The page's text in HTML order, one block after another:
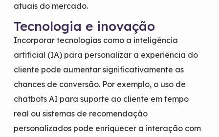
atuais do mercado.
Tecnologia e inovação
Incorporar tecnologias como a inteligência
artificial (IA) para personalizar a experiência do
cliente pode aumentar significativamente as
chances de conversão. Por exemplo, o uso de
chatbots AI para suporte ao cliente em tempo
real ou sistemas de recomendação
personalizados pode enriquecer a interação com